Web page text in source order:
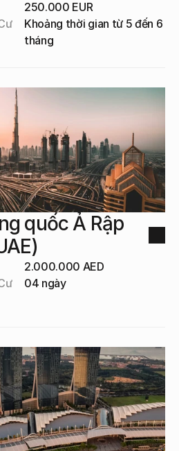
250.000 EUR
Khoảng thời gian từ 5 đến 6
tháng
2.000.000 AED
04 ngày
quốc Ả Rập